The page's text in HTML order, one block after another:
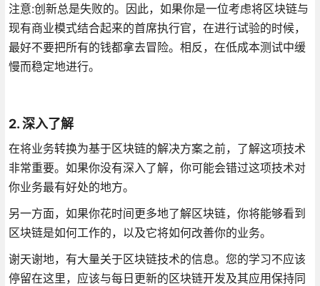
注意:创新总是失败的。因此，如果你是一位考虑将区块链与
现有商业模式结合起来的首席执行官，在进行试验的时候，
最好不要把所有的钱都拿去冒险。相反，在低成本测试中缓
慢而稳定地进行。
2. 深入了解
在将业务转换为基于区块链的解决方案之前，了解这项技术
非常重要。如果你没有深入了解，你可能会错过这项技术对
你业务最有好处的地方。
另一方面，如果你花时间更多地了解区块链，你将能够看到
区块链是如何工作的，以及它将如何改善你的业务。
谢天谢地，有大量关于区块链技术的信息。您的学习不应该
停留在这里，应该与每日更新的区块链开发及其应用保持同